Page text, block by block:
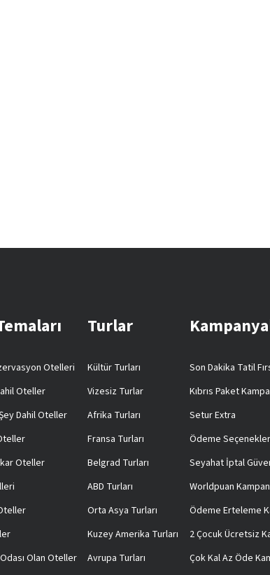
Otelleri
Oteller
Dahil Oteller
Oteller
Olan Oteller
Turlar
Kültür Turları
Vizesiz Turlar
Afrika Turları
Fransa Turları
Belgrad Turları
ABD Turları
Orta Asya Turları
Kuzey Amerika Turları
Avrupa Turları
Son Dakika Tatil
Kıbrıs Paket
Setur Extra
Ödeme
Seyahat İptal
Worldpuan
Ödeme Erteleme
2 Çocuk Ücretsiz
Çok Kal Az Öde